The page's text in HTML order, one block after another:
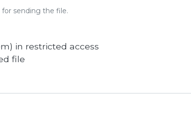
for sending the file.
in restricted access
file